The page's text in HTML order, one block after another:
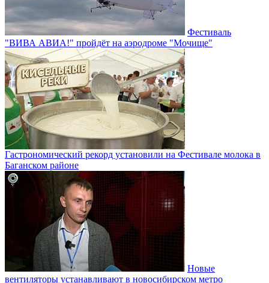
Фестиваль
"ВИВА АВИА!" пройдёт на аэродроме "Мочище"
Гастрономический рекорд установили на Фестивале молока в
Баганском районе
Новые
вентиляторы устанавливают в новосибирском метро